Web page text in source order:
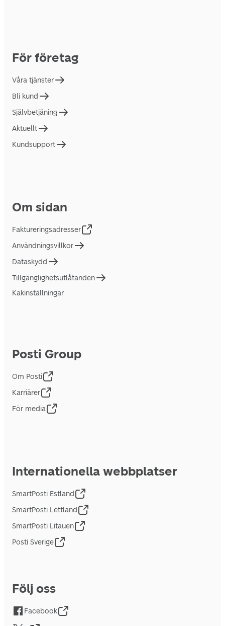
För företag
Våra tjänster
Bli kund
Självbetjäning
Aktuellt
Kundsupport
Om sidan
Faktureringsadresser
Användningsvillkor
Dataskydd
Tillgänglighetsutlåtanden
Kakinställningar
Posti Group
Om Posti
Karriärer
För media
Internationella webbplatser
SmartPosti Estland
SmartPosti Lettland
SmartPosti Litauen
Posti Sverige
Följ oss
Facebook